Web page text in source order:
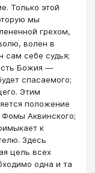
Только этой
мы
грехом,
волен в
сам себе судья;
Божия —
спасаемого;
Этим
положение
Аквинского;
к
Здесь
цель всех
одна и та